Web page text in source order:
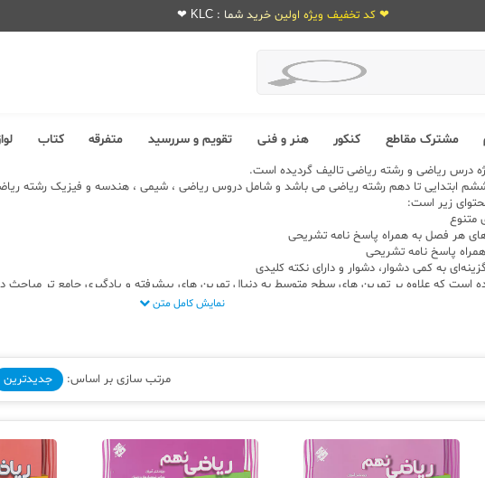
❤ کد تخفیف ویژه اولین خرید شما : KLC ❤
مشترک مقاطع کنکور هنر و فنی تقویم و سررسید متفرقه کتاب
درس ریاضی و رشته ریاضی تالیف گردیده است.
ابتدایی تا دهم رشته ریاضی می باشد و شامل دروس ریاضی ، شیمی ، هندسه و فیزیک رشته
زیر است:
است که علاوه بر تمرین های سطح متوسط به دنبال تمرین های پیشرفته و یادگیری جامع تر مباحث
نمایش کامل متن
مرتب سازی بر اساس: جدیدترین